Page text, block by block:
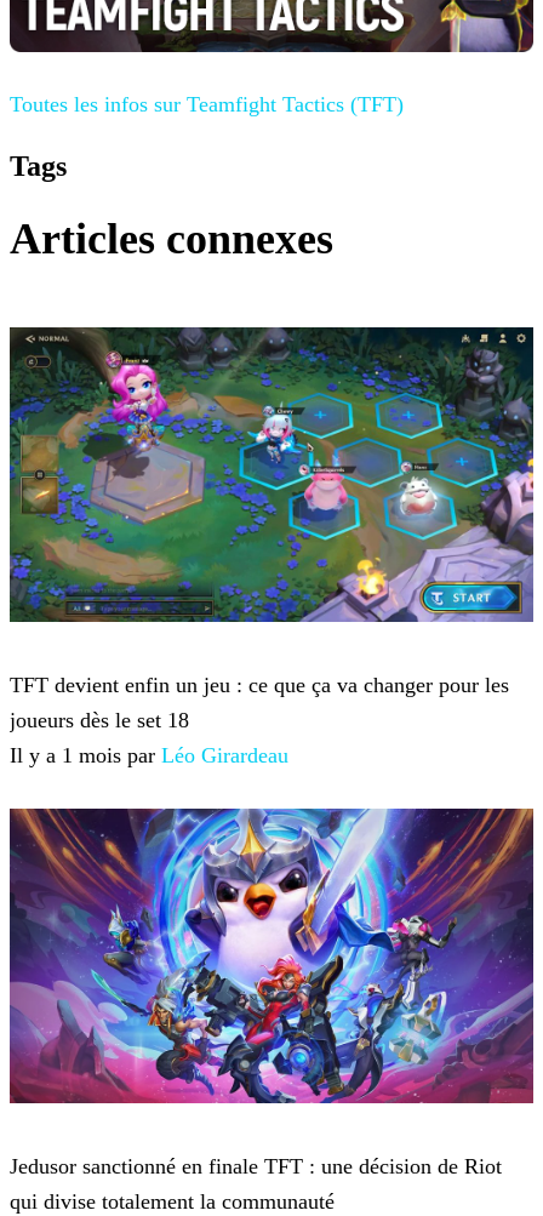
Toutes les infos sur Teamfight Tactics (TFT)
Tags
Articles connexes
TFT devient enfin un jeu : ce que ça va changer pour les
joueurs dès le set 18
Il y a 1 mois par Léo Girardeau
Jedusor sanctionné en finale TFT : une décision de Riot
qui divise totalement la communauté